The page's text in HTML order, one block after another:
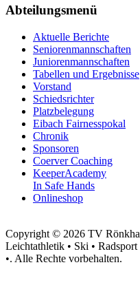
Abteilungsmenü
Aktuelle Berichte
Seniorenmannschaften
Juniorenmannschaften
Tabellen und Ergebnisse
Vorstand
Schiedsrichter
Platzbelegung
Eibach Fairnesspokal
Chronik
Sponsoren
Coerver Coaching
KeeperAcademy
In Safe Hands
Onlineshop
Copyright © 2026 TV
Leichtathletik • Ski •
•. Alle Rechte vorbehalten.